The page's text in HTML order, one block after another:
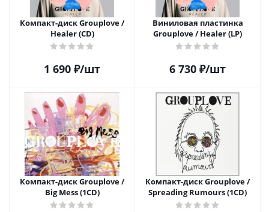
Компакт-диск Grouplove /
Healer (CD)
1 690 ₽/шт
Виниловая пластинка
Grouplove / Healer (LP)
6 730 ₽/шт
Компакт-диск Grouplove /
Big Mess (1CD)
Компакт-диск Grouplove /
Spreading Rumours (1CD)